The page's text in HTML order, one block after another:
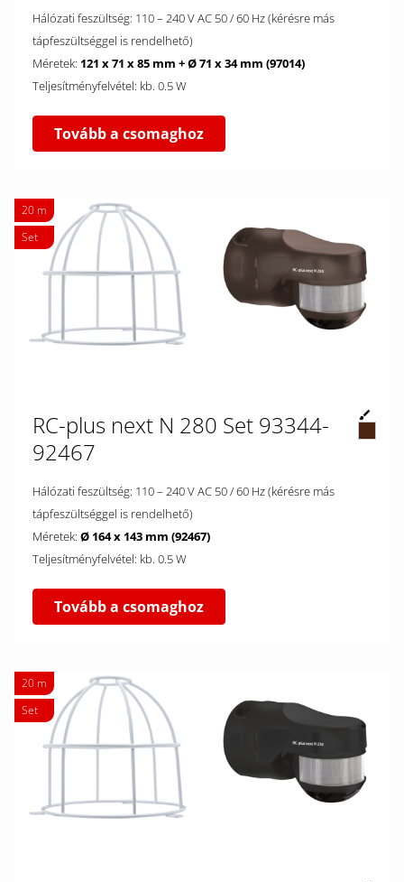
Hálózati feszültség: 110 – 240 V AC 50 / 60 Hz (kérésre más
tápfeszültséggel is rendelhető)
Méretek: 121 x 71 x 85 mm + Ø 71 x 34 mm (97014)
Teljesítményfelvétel: kb. 0.5 W
Tovább a csomaghoz
20 m
Set
RC-plus next N 280 Set 93344-
92467
Hálózati feszültség: 110 – 240 V AC 50 / 60 Hz (kérésre más
tápfeszültséggel is rendelhető)
Méretek: Ø 164 x 143 mm (92467)
Teljesítményfelvétel: kb. 0.5 W
Tovább a csomaghoz
20 m
Set